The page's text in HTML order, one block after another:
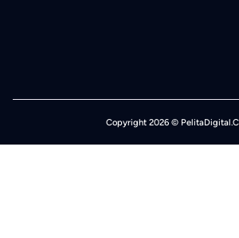
Copyright 2026 ©